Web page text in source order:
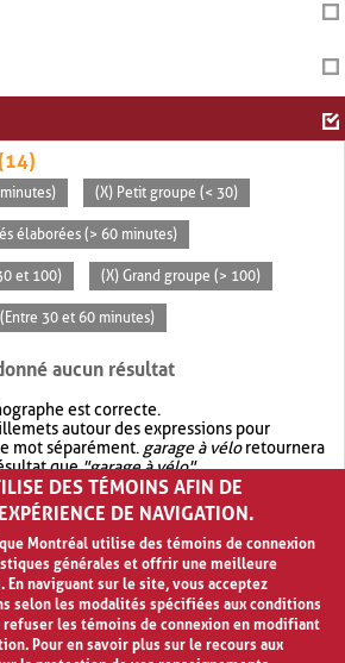
(X) Petit groupe (< 30)
élaborées (> 60 minutes)
et 100) (X) Grand groupe (> 100)
30 et 60 minutes)
aucun résultat
est correcte.
autour des expressions pour
mot séparément. garage à véloretournera
que"garage à vélo".
votre recherche avec OR.garage OR vélo
plus de résultat quegarage à vélo
DES TÉMOINS AFIN DE
DE NAVIGATION.
Montréal utilise des témoins de connexion
générales et offrir une meilleure
En naviguant sur le site, vous acceptez
selon les modalités spécifiées aux conditions
refuser les témoins de connexion en modifiant
Pour en savoir plus sur le recours aux